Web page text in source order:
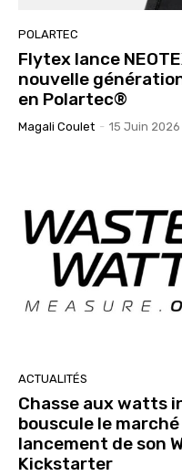
POLARTEC
Flytex lance
nouvelle
en Polartec®
Magali Coulet - 15 Juin 2026
ACTUALITÉS
Chasse aux watts
bouscule le
lancement de son
Kickstarter